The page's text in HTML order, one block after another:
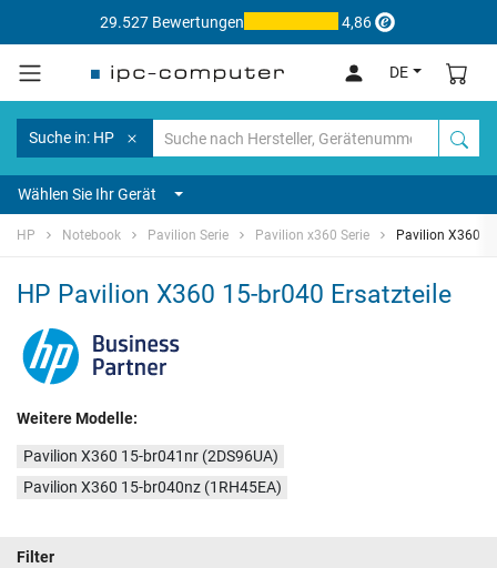
29.527 Bewertungen 4,86
DE
Suche in: HP
Wählen Sie Ihr Gerät
HP Notebook Pavilion Serie Pavilion x360 Serie Pavilion X360
HP Pavilion X360 15-br040 Ersatzteile
Weitere Modelle:
Pavilion X360 15-br041nr (2DS96UA)
Pavilion X360 15-br040nz (1RH45EA)
Filter